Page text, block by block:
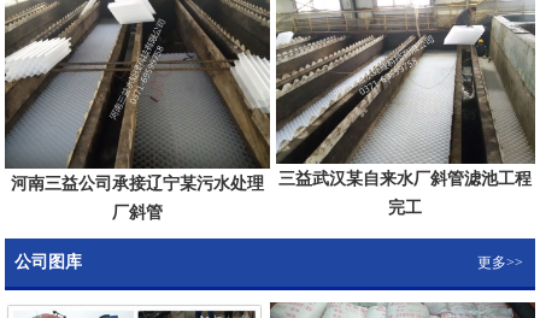
河南三益公司承接辽宁某污水处理
厂斜管
三益武汉某自来水厂斜管滤池工程
完工
公司图库 更多>>